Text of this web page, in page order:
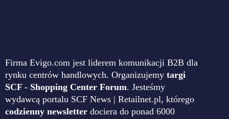
Firma Evigo.com jest liderem komunikacji B2B dla
rynku centrów handlowych. Organizujemy targi
SCF - Shopping Center Forum. Jesteśmy
wydawcą portalu SCF News | Retailnet.pl, którego
codzienny newsletter dociera do ponad 6000